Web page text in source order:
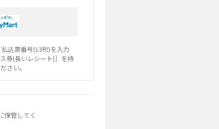
込票番号(13桁)を入力
券(長いレシート)］を持
さい。
保管してく